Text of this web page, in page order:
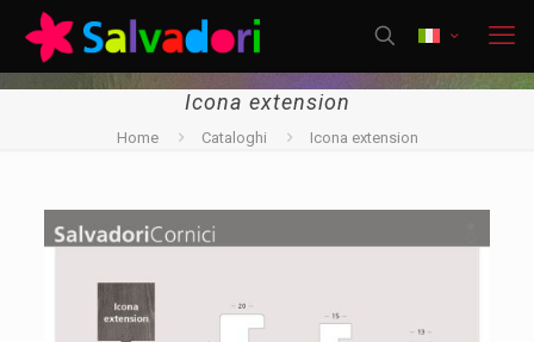
Icona extension
Home Cataloghi Icona extension